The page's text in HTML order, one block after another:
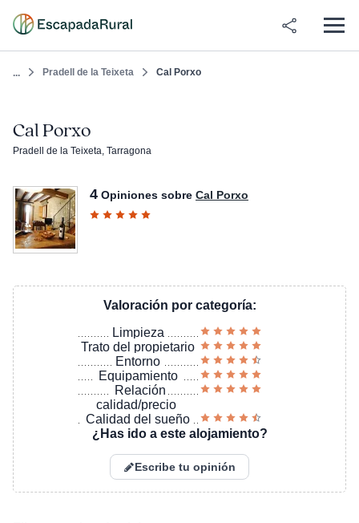
... Pradell de la Teixeta Cal Porxo
Cal Porxo
Pradell de la Teixeta, Tarragona
4 Opiniones sobre Cal Porxo
Valoración por categoría:
Limpieza
Trato del propietario
Entorno
Equipamiento
Relación
calidad/precio
Calidad del sueño
¿Has ido a este alojamiento?
Escribe tu opinión